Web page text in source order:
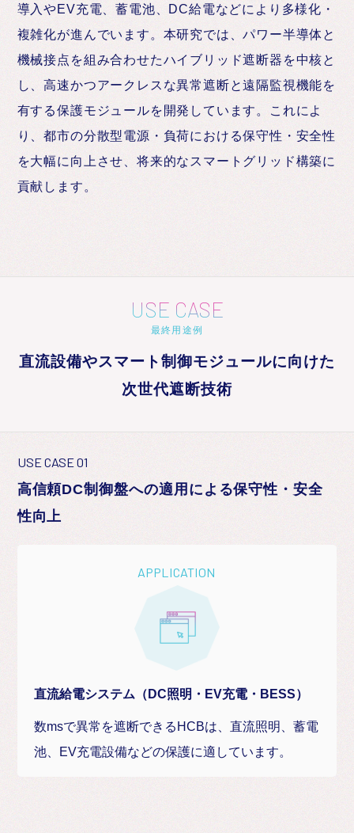
導入やEV充電、蓄電池、DC給電などにより多様化・
複雑化が進んでいます。本研究では、パワー半導体と
機械接点を組み合わせたハイブリッド遮断器を中核と
し、高速かつアークレスな異常遮断と遠隔監視機能を
有する保護モジュールを開発しています。これによ
り、都市の分散型電源・負荷における保守性・安全性
を大幅に向上させ、将来的なスマートグリッド構築に
貢献します。
USE CASE
最終用途例
直流設備やスマート制御モジュールに向けた
次世代遮断技術
USE CASE 01
高信頼DC制御盤への適用による保守性・安全
性向上
APPLICATION
直流給電システム（DC照明・EV充電・BESS）
数msで異常を遮断できるHCBは、直流照明、蓄電
池、EV充電設備などの保護に適しています。